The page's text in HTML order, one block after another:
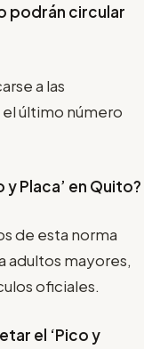
podrán circular
a las
último número
Placa’ en Quito?
de esta norma
adultos mayores,
oficiales.
el ‘Pico y